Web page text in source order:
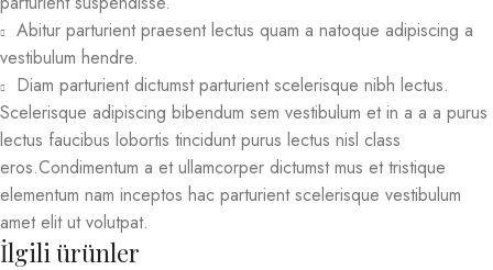
Abitur parturient praesent lectus quam a natoque adipiscing a
vestibulum hendre.
Diam parturient dictumst parturient scelerisque nibh lectus.
Scelerisque adipiscing bibendum sem vestibulum et in a a a purus
lectus faucibus lobortis tincidunt purus lectus nisl class
eros.Condimentum a et ullamcorper dictumst mus et tristique
elementum nam inceptos hac parturient scelerisque vestibulum
amet elit ut volutpat.
İlgili ürünler